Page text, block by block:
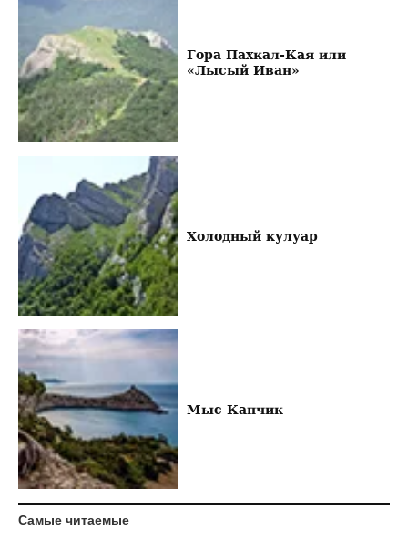
Гора Пахкал-Кая или
«Лысый Иван»
Холодный кулуар
Мыс Капчик
Самые читаемые